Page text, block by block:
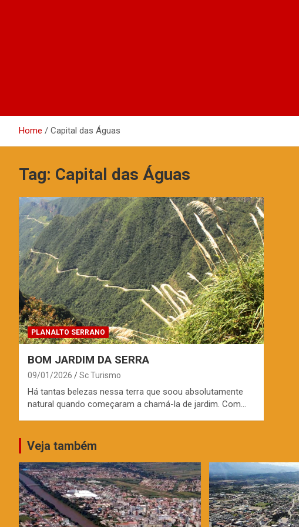
Home Capital das Águas
Tag: Capital das Águas
PLANALTO SERRANO
BOM JARDIM DA SERRA
09/01/2026 Sc Turismo
Há tantas belezas nessa terra que soou absolutamente
natural quando começaram a chamá-la de jardim. Com…
Veja também